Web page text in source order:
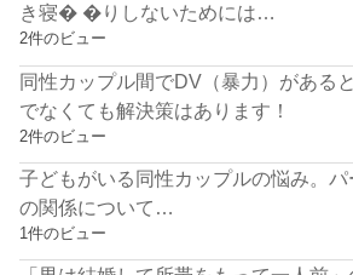
き寝� �りしないためには…
2件のビュー
同性カップル間でDV（暴力）がある
でなくても解決策はあります！
2件のビュー
子どもがいる同性カップルの悩み。
の関係について…
1件のビュー